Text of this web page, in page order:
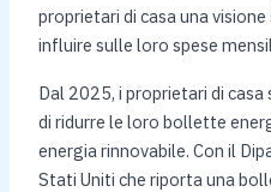
proprietari di casa una
influire sulle loro spese
Dal 2025, i proprietari di
di ridurre le loro bollette
energia rinnovabile. Con il
Stati Uniti che riporta una